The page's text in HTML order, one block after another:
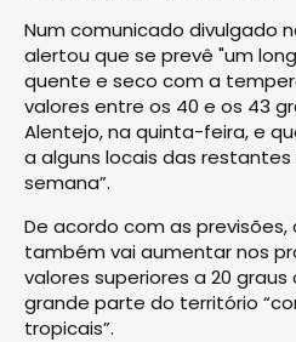
Num comunicado divulgado
alertou que se prevê "um
quente e seco com a
valores entre os 40 e os 43
Alentejo, na quinta-feira, e
a alguns locais das
semana”.
De acordo com as
também vai aumentar nos
valores superiores a 20
grande parte do território
tropicais”.